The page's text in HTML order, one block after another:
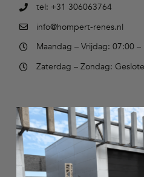
tel: +31 306063764
info@hompert-renes.nl
Maandag – Vrijdag: 07:00 –
Zaterdag – Zondag: